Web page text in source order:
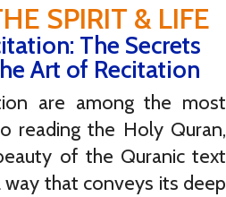
SPIRIT & LIFE
The Secrets
Art of Recitation
are among the most
reading the Holy Quran,
of the Quranic text
that conveys its deep